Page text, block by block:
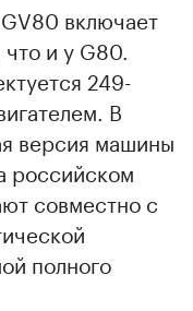
включает
и у G80.
249-
В
версия машины
российском
совместно с
полного